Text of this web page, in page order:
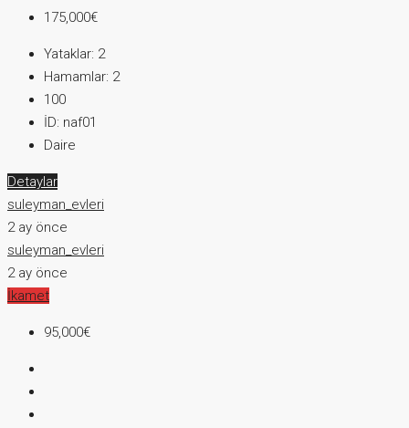
175,000€
Yataklar: 2
Hamamlar: 2
100
İD: naf01
Daire
Detaylar
suleyman_evleri
2 ay önce
suleyman_evleri
2 ay önce
İkamet
95,000€